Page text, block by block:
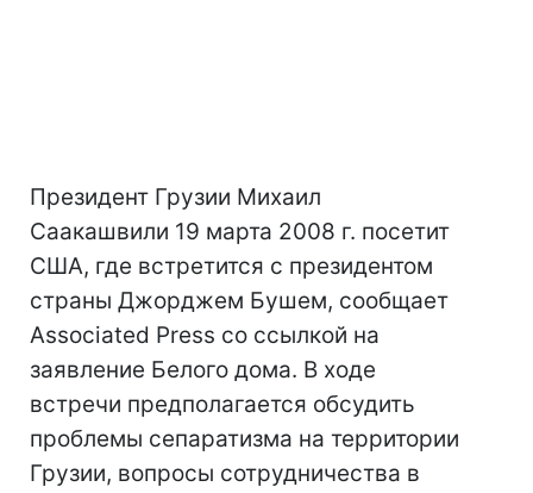
Президент Грузии Михаил
Саакашвили 19 марта 2008 г. посетит
США, где встретится с президентом
страны Джорджем Бушем, сообщает
Associated Press со ссылкой на
заявление Белого дома. В ходе
встречи предполагается обсудить
проблемы сепаратизма на территории
Грузии, вопросы сотрудничества в